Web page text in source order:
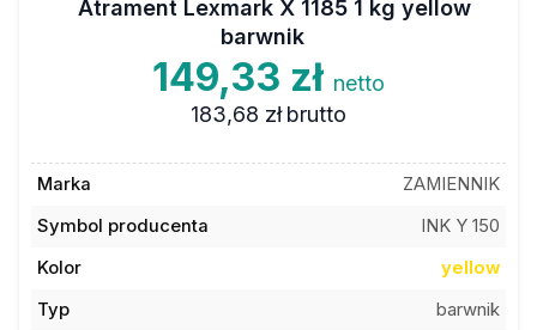
Atrament Lexmark X 1185 1 kg yellow
barwnik
149,33 zł netto
183,68 zł brutto
Marka
ZAMIENNIK
Symbol producenta
INK Y 150
Kolor
yellow
Typ
barwnik